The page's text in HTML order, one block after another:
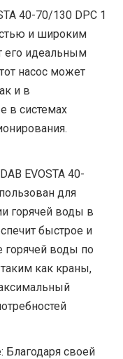
40-70/130 DPC 1
и широким
его идеальным
насос может
и в
в системах
EVOSTA 40-
для
горячей воды в
быстрое и
горячей воды по
как краны,
Благодаря своей